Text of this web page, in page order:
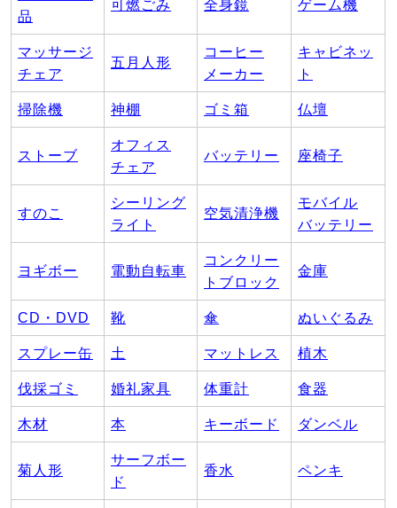
品
可燃ごみ 全身鏡 ゲーム機
マッサージ
チェア
五月人形
コーヒー
メーカー
キャビネッ
ト
掃除機 神棚 ゴミ箱 仏壇
ストーブ
オフィス
チェア
バッテリー 座椅子
すのこ
シーリング
ライト
空気清浄機
モバイル
バッテリー
ヨギボー 電動自転車
コンクリー
トブロック
金庫
CD・DVD 靴 傘 ぬいぐるみ
スプレー缶 土 マットレス 植木
伐採ゴミ 婚礼家具 体重計 食器
木材 本 キーボード ダンベル
菊人形
サーフボー
ド
香水 ペンキ